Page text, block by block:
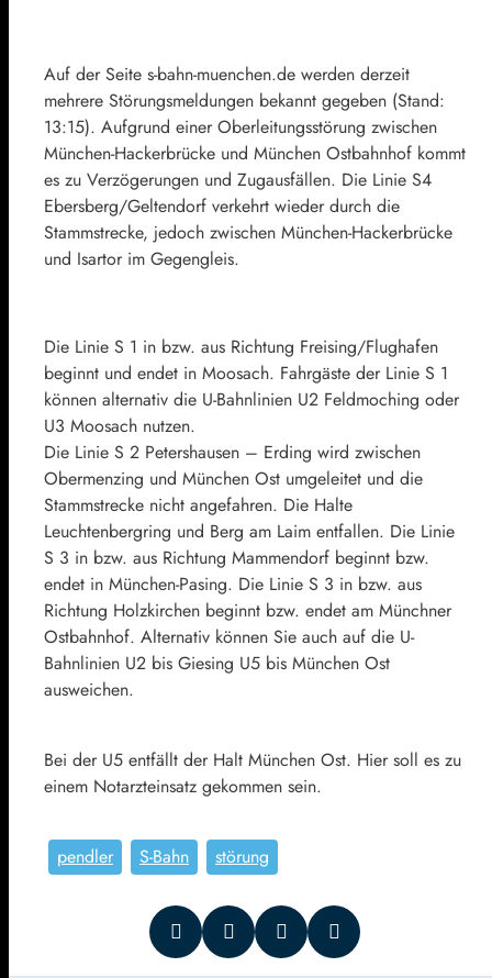
Auf der Seite s-bahn-muenchen.de werden derzeit
mehrere Störungsmeldungen bekannt gegeben (Stand:
13:15). Aufgrund einer Oberleitungsstörung zwischen
München-Hackerbrücke und München Ostbahnhof kommt
es zu Verzögerungen und Zugausfällen. Die Linie S4
Ebersberg/Geltendorf verkehrt wieder durch die
Stammstrecke, jedoch zwischen München-Hackerbrücke
und Isartor im Gegengleis.
Die Linie S 1 in bzw. aus Richtung Freising/Flughafen
beginnt und endet in Moosach. Fahrgäste der Linie S 1
können alternativ die U-Bahnlinien U2 Feldmoching oder
U3 Moosach nutzen.
Die Linie S 2 Petershausen – Erding wird zwischen
Obermenzing und München Ost umgeleitet und die
Stammstrecke nicht angefahren. Die Halte
Leuchtenbergring und Berg am Laim entfallen. Die Linie
S 3 in bzw. aus Richtung Mammendorf beginnt bzw.
endet in München-Pasing. Die Linie S 3 in bzw. aus
Richtung Holzkirchen beginnt bzw. endet am Münchner
Ostbahnhof. Alternativ können Sie auch auf die U-
Bahnlinien U2 bis Giesing U5 bis München Ost
ausweichen.
Bei der U5 entfällt der Halt München Ost. Hier soll es zu
einem Notarzteinsatz gekommen sein.
pendler S-Bahn störung